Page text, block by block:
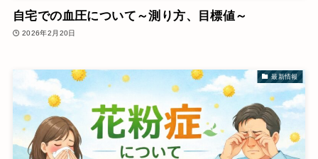
自宅での血圧について～測り方、目標値～
2026年2月20日
最新情報